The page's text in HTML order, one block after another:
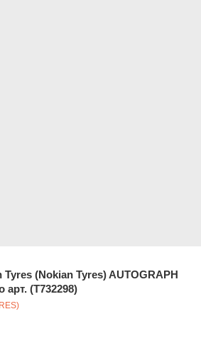
Tyres (Nokian Tyres) AUTOGRAPH
арт. (T732298)